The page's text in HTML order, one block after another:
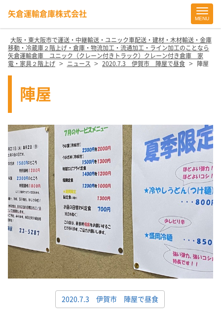
矢倉運輸倉庫株式会社
MENU
大阪・東大阪市で運送・中継輸送・ユニック車配送・建材・木材輸送・金庫
移動・冷蔵庫２階上げ・倉庫・物流加工・流通加工・ライン加工のことなら
矢倉運輸倉庫 ユニック（クレーン付きトラック）クレーン付き倉庫 家
電・家具２階上げ
> ニュース > 2020.7.3 伊賀市 陣屋で昼食 > 陣屋
陣屋
2020.7.3 伊賀市 陣屋で昼食
Site
Footer